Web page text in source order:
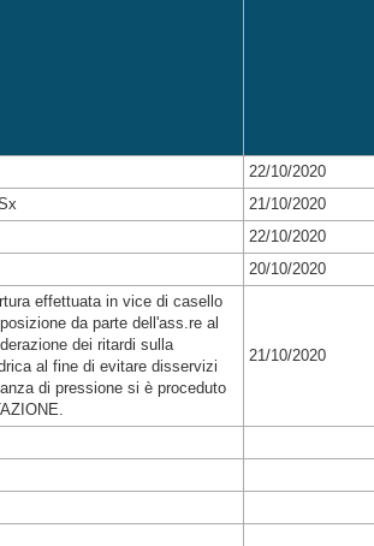
22/10/2020
21/10/2020
22/10/2020
20/10/2020
effettuata in vice di casello
da parte dell'ass.re al
dei ritardi sulla
al fine di evitare disservizi
di pressione si è proceduto
21/10/2020